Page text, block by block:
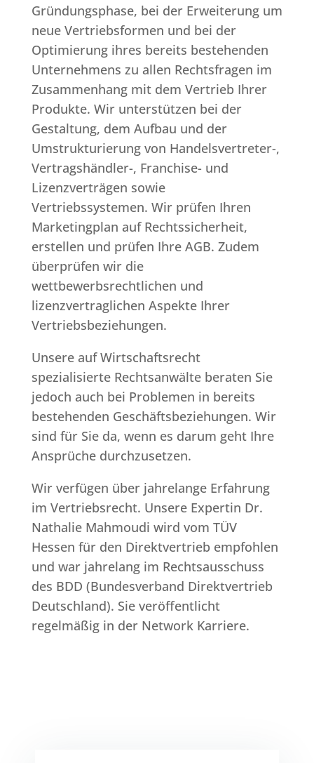
Gründungsphase, bei der Erweiterung um
neue Vertriebsformen und bei der
Optimierung ihres bereits bestehenden
Unternehmens zu allen Rechtsfragen im
Zusammenhang mit dem Vertrieb Ihrer
Produkte. Wir unterstützen bei der
Gestaltung, dem Aufbau und der
Umstrukturierung von Handelsvertreter-,
Vertragshändler-, Franchise- und
Lizenzverträgen sowie
Vertriebssystemen. Wir prüfen Ihren
Marketingplan auf Rechtssicherheit,
erstellen und prüfen Ihre AGB. Zudem
überprüfen wir die
wettbewerbsrechtlichen und
lizenzvertraglichen Aspekte Ihrer
Vertriebsbeziehungen.
Unsere auf Wirtschaftsrecht
spezialisierte Rechtsanwälte beraten Sie
jedoch auch bei Problemen in bereits
bestehenden Geschäftsbeziehungen. Wir
sind für Sie da, wenn es darum geht Ihre
Ansprüche durchzusetzen.
Wir verfügen über jahrelange Erfahrung
im Vertriebsrecht. Unsere Expertin Dr.
Nathalie Mahmoudi wird vom TÜV
Hessen für den Direktvertrieb empfohlen
und war jahrelang im Rechtsausschuss
des BDD (Bundesverband Direktvertrieb
Deutschland). Sie veröffentlicht
regelmäßig in der Network Karriere.